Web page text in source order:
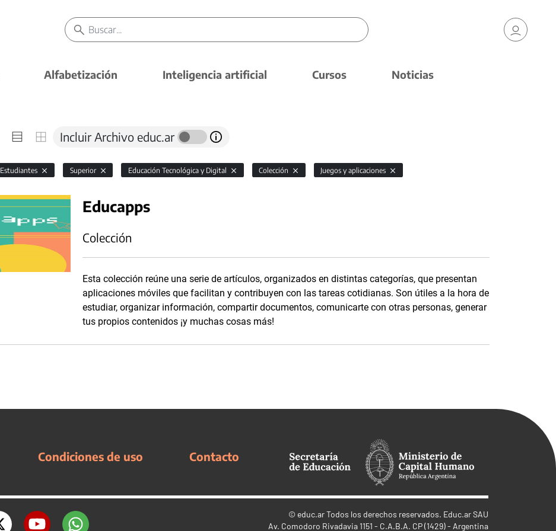
Alfabetización Inteligencia artificial Cursos Noticias
Incluir Archivo educ.ar
Estudiantes Superior Educación Tecnológica y Digital Colección Juegos y aplicaciones
Educapps
Colección
Esta colección reúne una serie de artículos, organizados en distintas categorías, que presentan
aplicaciones móviles que facilitan y contribuyen con las tareas cotidianas. Son útiles a la hora de
estudiar, organizar información, compartir documentos, comunicarte con otras personas, generar
tus propios contenidos ¡y muchas cosas más!
Condiciones de uso Contacto
© educ.arTodos los derechos reservados. Educ.ar SAU
Av. Comodoro Rivadavia 1151 - C.A.B.A. CP (1429) - Argentina